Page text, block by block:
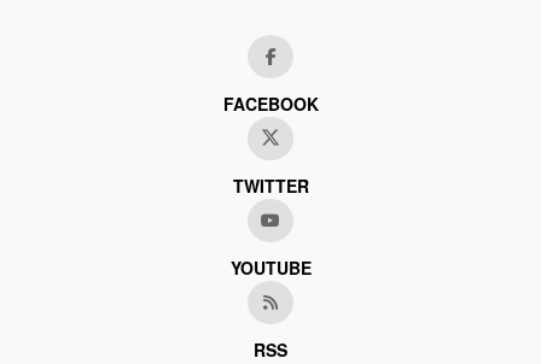
FACEBOOK
TWITTER
YOUTUBE
RSS